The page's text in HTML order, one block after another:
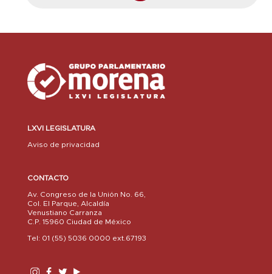
LXVI LEGISLATURA
Aviso de privacidad
CONTACTO
Av. Congreso de la Unión No. 66,
Col. El Parque, Alcaldía
Venustiano Carranza
C.P. 15960 Ciudad de México
Tel: 01 (55) 5036 0000 ext.67193